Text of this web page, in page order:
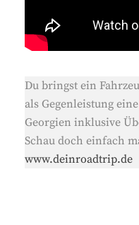
Du bringst ein
als Gegenleistung
Georgien inklusive
Schau doch einfach
www.deinroadtrip.de